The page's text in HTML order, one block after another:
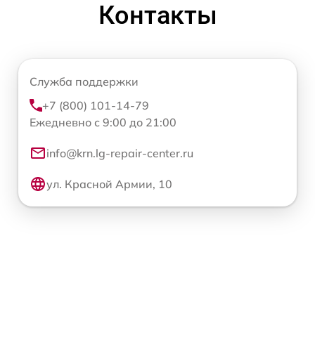
Контакты
Служба поддержки
+7 (800) 101-14-79
Ежедневно с 9:00 до 21:00
info@krn.lg-repair-center.ru
ул. Красной Армии, 10